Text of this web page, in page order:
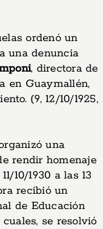
ordenó un
una denuncia
, directora de
en Guaymallén,
(9, 12/10/1925,
una
rendir homenaje
10/1930 a las 13
recibió un
de Educación
se resolvió